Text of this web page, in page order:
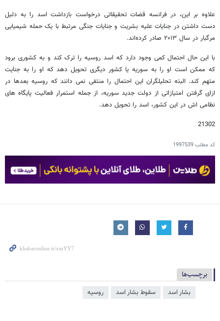
علاوه بر این، در فرانسه قضات تحقیقاتی درخواست بازداشت اسد را به دلیل
دست داشتن در جنایات علیه بشریت و جنایات جنگی مرتبط با یک حمله شیمیایی
مرگبار در سال ۲۰۱۳ صادر کرده‌اند.
با این حال احتمال کمی وجود دارد که اسد روسیه را ترک کند و به کشوری برود
که ممکن است او را به سوریه یا کشور دیگری تحویل دهد که او را به جنایت
متهم کند. البته تحلیلگران این احتمال را منتفی نمی دانند که روسیه بعدها در
ازای گرفتن امتیازاتی از دولت جدید سوریه، از جمله استمرار فعالیت پایگاه های
نظامی اش در این کشور، اسد را تحویل دهد.
21302
کد مطلب1997539
برچسب‌ها
بشار اسد سقوط بشار اسد روسیه